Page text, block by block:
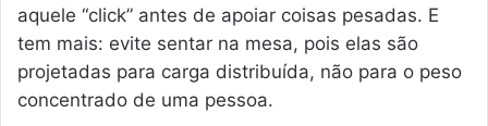
aquele “click” antes de apoiar coisas pesadas. E
tem mais: evite sentar na mesa, pois elas são
projetadas para carga distribuída, não para o peso
concentrado de uma pessoa.